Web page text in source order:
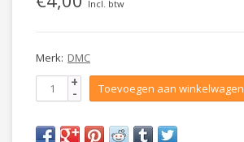
Incl. btw
Merk: DMC
+
- Toevoegen aan winkelwagen